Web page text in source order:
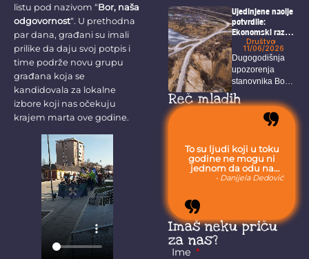
listu pod nazivom “Bor, naša
odgovornost“. U prethodna
par dana, građani su imali
prilike da daju svoj potpis i
time podrže novu grupu
građana koja se
kandidovala za lokalne
izbore koji nas očekuju
krajem marta ove godine.
Zaječara
intenzivno...
Ujedinjene nacije
potvrdile:
Ekonomski razvoj
u Borskom
okrugu nije
usklađen sa
zaštitom ljudskih
prava i životne
sredine
Društvo
11/06/2026
Dugogodišnja
upozorenja
stanovnika Bora,
Krivelja i okolnih
sela o
posledicama...
Reč mladih
To su ljudi koji u toku
godine ne mogu ni
jednom da odu na
more, jer moraju da
- Danijela Dedović
Imaš neku priču
za nas?
Ime